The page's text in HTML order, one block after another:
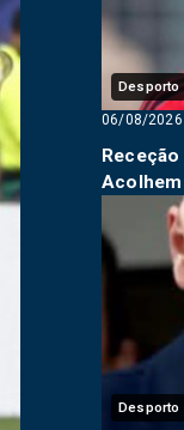
Desporto
06/08/2026
Desporto